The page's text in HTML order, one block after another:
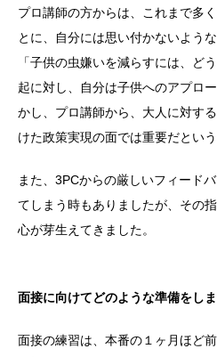
プロ講師の方からは、これまで多
とに、自分には思い付かないよう
「子供の虫嫌いを減らすには、ど
起に対し、自分は子供へのアプロ
かし、プロ講師から、大人に対す
けた政策実現の面では重要だとい
また、3PCからの厳しいフィード
てしまう時もありましたが、その
心が芽生えてきました。
面接に向けてどのような準備をし
面接の練習は、本番の１ヶ月ほど